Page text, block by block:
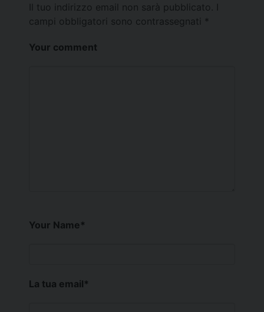
Il tuo indirizzo email non sarà pubblicato.
campi obbligatori sono contrassegnati *
Your comment
Your Name*
La tua email*